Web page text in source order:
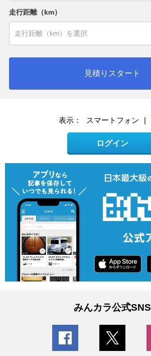
走行距離（km）
見積りスタート
表示： スマートフォン |
ログイン
みんカラ公式SNS